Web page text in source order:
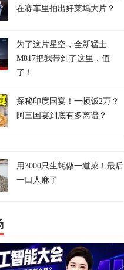
在赛车里拍出好莱坞大片？
为了这片星空，全新猛士
M817把我带到了这里，值
了！
探秘印度国宴！一顿饭2万？
阿三国宴到底有多离谱？
用3000只生蚝做一道菜！最后
一口人麻了